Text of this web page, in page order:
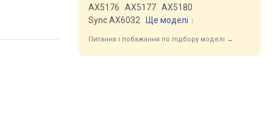
AX5176
AX5177 AX5180
Sync AX6032
Ще моделі ↓
Питання і побажання по підбору моделі →